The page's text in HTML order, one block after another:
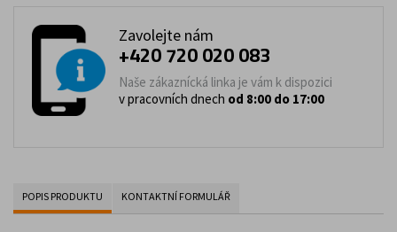
Zavolejte nám
+420 720 020 083
Naše zákaznícká linka je vám k dispozici
v pracovních dnech od 8:00 do 17:00
POPIS PRODUKTU KONTAKTNÍ FORMULÁŘ